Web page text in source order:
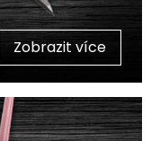
Zobrazit více